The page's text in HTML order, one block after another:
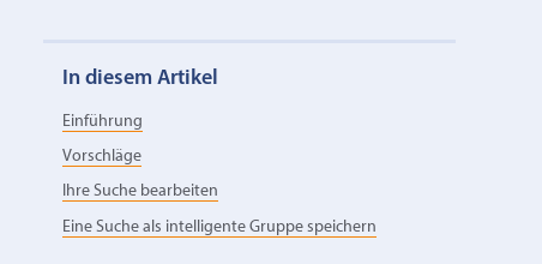
In diesem Artikel
Einführung
Vorschläge
Ihre Suche bearbeiten
Eine Suche als intelligente Gruppe speichern